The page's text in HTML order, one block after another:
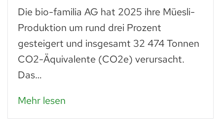
Die bio-familia AG hat 2025 ihre Müesli-
Produktion um rund drei Prozent
gesteigert und insgesamt 32 474 Tonnen
CO2-Äquivalente (CO2e) verursacht.
Das…
Mehr lesen